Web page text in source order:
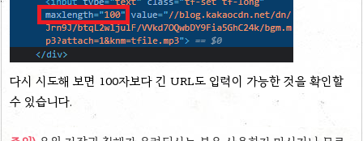
다시 시도해 보면 100자보다 긴 URL도 입력이 가능한 것을 확인할
수 있습니다.